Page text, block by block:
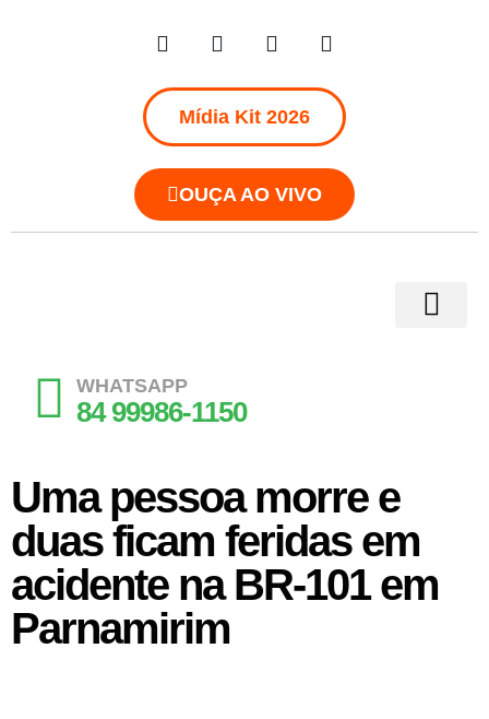
Mídia Kit 2026
OUÇA AO VIVO
WHATSAPP
84 99986-1150
Uma pessoa morre e
duas ficam feridas em
acidente na BR-101 em
Parnamirim